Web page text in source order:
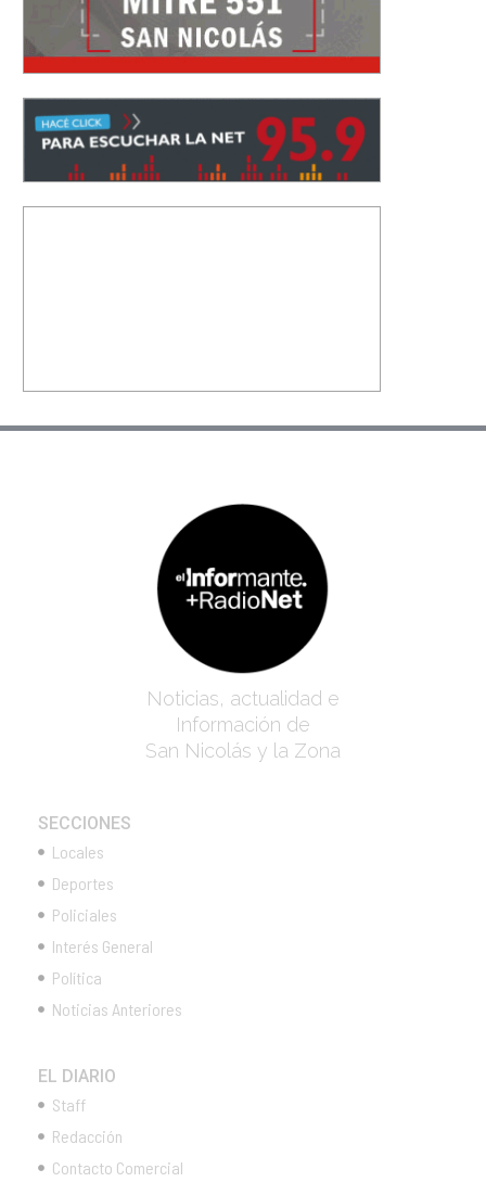
Noticias, actualidad e
Información de
San Nicolás y la Zona
SECCIONES
Locales
Deportes
Policiales
Interés General
Política
Noticias Anteriores
EL DIARIO
Staff
Redacción
Contacto Comercial